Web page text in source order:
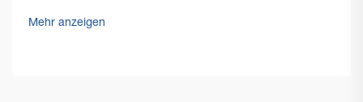
Gewerberäumen stellt einzigartige Herausforderungen dar,
Mehr anzeigen